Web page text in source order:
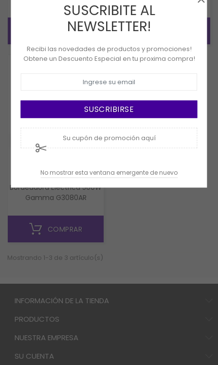
COMPRAR
Bordeadora Eléctrica 500W
Gamma G3080AR
COMPRAR
Mostrando 1-3 de 3 artículo(s)
SUSCRIBITE AL
NEWSLETTER!
Recibi las novedades de productos y promociones!
Obtene un Descuento Especial en tu proxima compra!
SUSCRIBIRSE
Su cupón de promoción aquí
No mostrar esta ventana emergente de nuevo
INFORMACIÓN DE LA TIENDA
PRODUCTOS
NUESTRA EMPRESA
SU CUENTA